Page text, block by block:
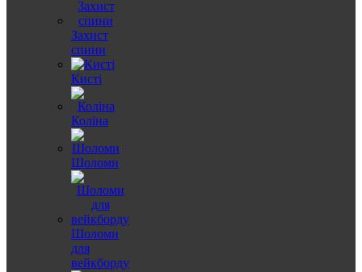
Захист
спини
Кисті
Коліна
Шоломи
Шоломи
для
вейкборду